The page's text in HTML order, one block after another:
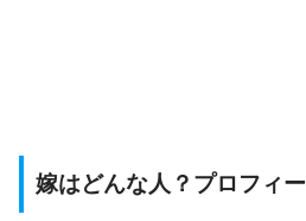
嫁はどんな人？プロフィ